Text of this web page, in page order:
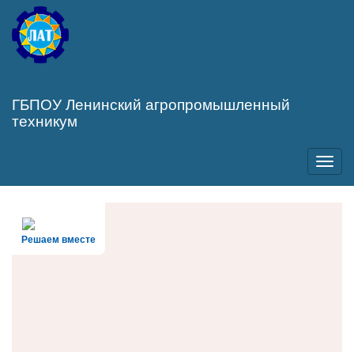
Перейти
основному
содержанию
ГБПОУ Ленинский агропромышленный
техникум
Решаем вместе